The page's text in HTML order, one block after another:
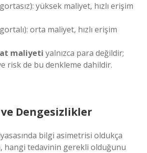
yüksek maliyet, hızlı erişim
orta maliyet, hızlı erişim
maliyeti yalnızca para değildir;
risk de bu denkleme dahildir.
ve Dengesizlikler
bilgi asimetrisi oldukça
hangi tedavinin gerekli olduğunu